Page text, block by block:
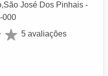
São José Dos Pinhais -
000
5 avaliações